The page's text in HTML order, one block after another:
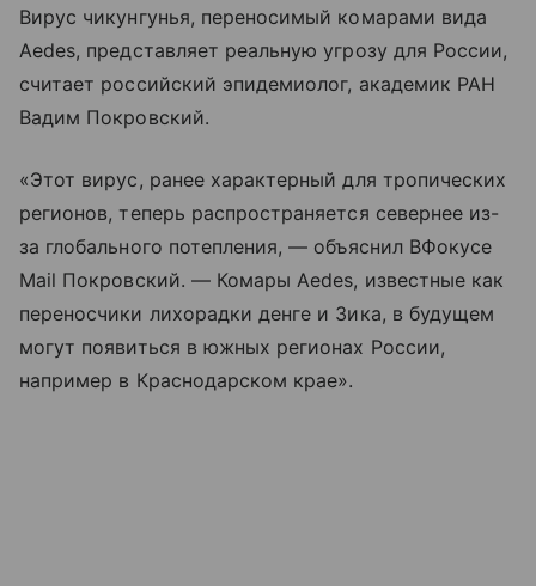
Вирус чикунгунья, переносимый комарами вида
Aedes, представляет реальную угрозу для России,
считает российский эпидемиолог, академик РАН
Вадим Покровский.
«Этот вирус, ранее характерный для тропических
регионов, теперь распространяется севернее из-
за глобального потепления, — объяснил ВФокусе
Mail Покровский. — Комары Aedes, известные как
переносчики лихорадки денге и Зика, в будущем
могут появиться в южных регионах России,
например в Краснодарском крае».